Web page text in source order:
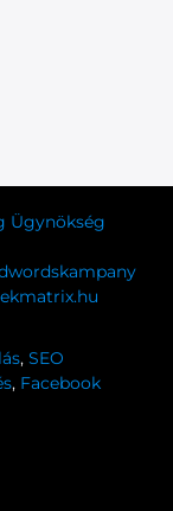
Ügynökség
, SEO
, Facebook